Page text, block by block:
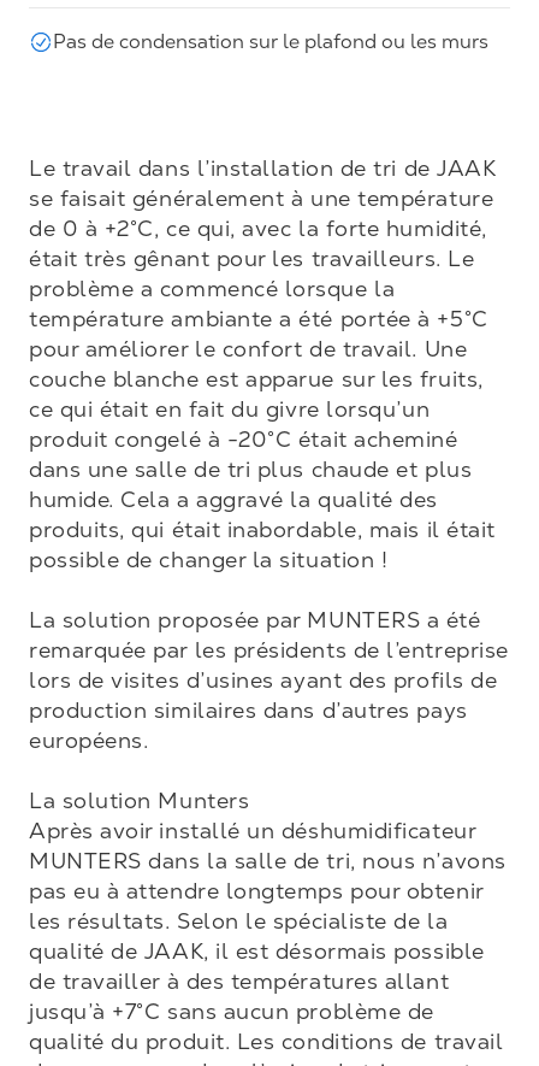
Pas de condensation sur le plafond ou les murs
Le travail dans l’installation de tri de JAAK
se faisait généralement à une température
de 0 à +2°C, ce qui, avec la forte humidité,
était très gênant pour les travailleurs. Le
problème a commencé lorsque la
température ambiante a été portée à +5°C
pour améliorer le confort de travail. Une
couche blanche est apparue sur les fruits,
ce qui était en fait du givre lorsqu’un
produit congelé à -20°C était acheminé
dans une salle de tri plus chaude et plus
humide. Cela a aggravé la qualité des
produits, qui était inabordable, mais il était
possible de changer la situation !
La solution proposée par MUNTERS a été
remarquée par les présidents de l’entreprise
lors de visites d’usines ayant des profils de
production similaires dans d’autres pays
européens.
La solution Munters
Après avoir installé un déshumidificateur
MUNTERS dans la salle de tri, nous n’avons
pas eu à attendre longtemps pour obtenir
les résultats. Selon le spécialiste de la
qualité de JAAK, il est désormais possible
de travailler à des températures allant
jusqu’à +7°C sans aucun problème de
qualité du produit. Les conditions de travail